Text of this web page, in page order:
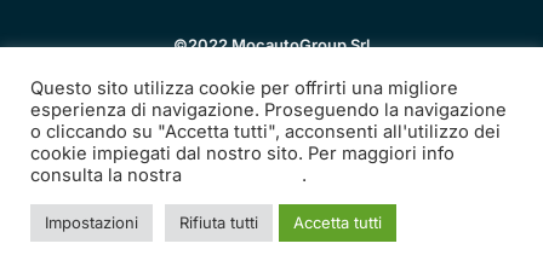
©2022 MocautoGroup Srl
Sede legale: Via dei Missaglia 89 20142 Milano
policy
Policy
Questo sito utilizza cookie per offrirti una migliore
esperienza di navigazione. Proseguendo la navigazione
o cliccando su "Accetta tutti", acconsenti all'utilizzo dei
cookie impiegati dal nostro sito. Per maggiori info
consulta la nostra
.
Impostazioni Rifiuta tutti Accetta tutti